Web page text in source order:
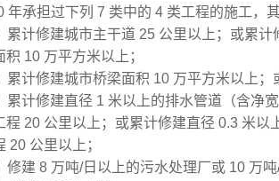
年承担过下列 7 类中的 4 类工程的施工，
累计修建城市主干道 25 公里以上；或累
积 10 万平方米以上；
累计修建城市桥梁面积 10 万平方米以上
累计修建直径 1 米以上的排水管道（含净
程 20 公里以上；或累计修建直径 0.3 米以
20 公里以上；
修建 8 万吨/日以上的污水处理厂或 10 万